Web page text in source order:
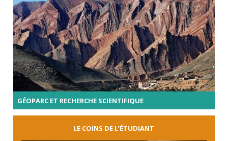
GÉOPARC ET RECHERCHE SCIENTIFIQUE
LE COINS DE L’ÉTUDIANT